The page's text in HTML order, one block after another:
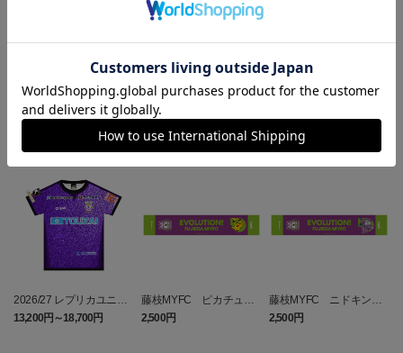
ランキング
2026/27 レプリカユニフ
ォーム FP 1st
13,200円～18,700円
藤枝MYFC ピカチュウ
タオルマフラー
2,500円
藤枝MYFC ニドキング
タオルマフラー
2,500円